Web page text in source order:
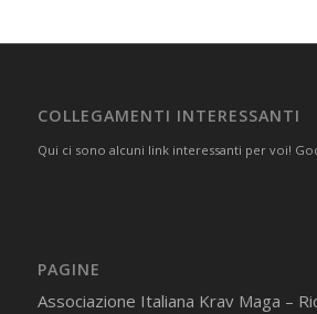
COLLEGAMENTI INTERESSANTI
Qui ci sono alcuni link interessanti per voi!
PAGINE
Associazione Italiana Krav Maga –